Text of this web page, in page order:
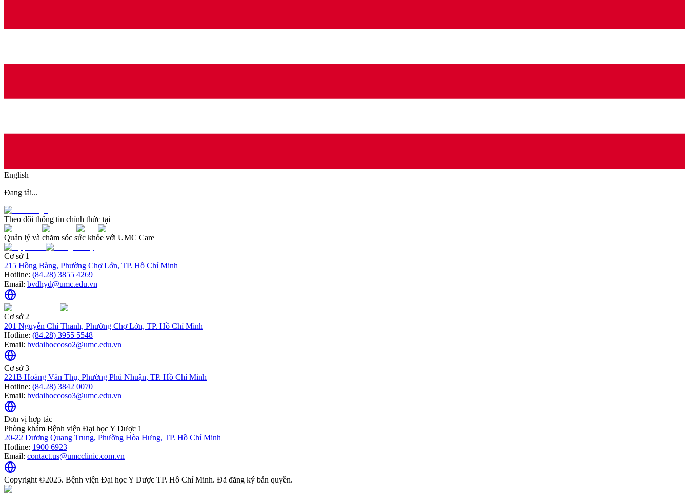
English
Đang tải...
Theo dõi thông tin chính thức tại
Quản lý và chăm sóc sức khỏe với UMC Care
Cơ sở 1
215 Hồng Bàng, Phường Chợ Lớn, TP. Hồ Chí Minh
Hotline: (84.28) 3855 4269
Email: bvdhyd@umc.edu.vn
Cơ sở 2
201 Nguyễn Chí Thanh, Phường Chợ Lớn, TP. Hồ Chí Minh
Hotline: (84.28) 3955 5548
Email: bvdaihoccoso2@umc.edu.vn
Cơ sở 3
221B Hoàng Văn Thụ, Phường Phú Nhuận, TP. Hồ Chí Minh
Hotline: (84.28) 3842 0070
Email: bvdaihoccoso3@umc.edu.vn
Đơn vị hợp tác
Phòng khám Bệnh viện Đại học Y Dược 1
20-22 Dương Quang Trung, Phường Hòa Hưng, TP. Hồ Chí Minh
Hotline: 1900 6923
Email: contact.us@umcclinic.com.vn
Copyright ©2025. Bệnh viện Đại học Y Dược TP. Hồ Chí Minh. Đã đăng ký bản quyền.